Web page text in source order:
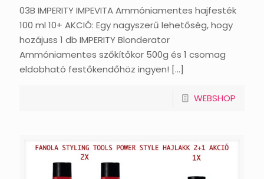
03B IMPERITY IMPEVITA Ammóniamentes hajfesték
100 ml 10+ AKCIÓ: Egy nagyszerű lehetőség, hogy
hozájuss 1 db IMPERITY Blonderator
Ammóniamentes szőkítőkor 500g és 1 csomag
eldobható festőkendőhöz ingyen! […]
WEBSHOP